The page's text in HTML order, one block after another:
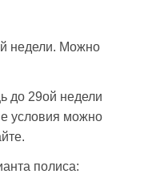
недели. Можно
до 29ой недели
условия можно
полиса: